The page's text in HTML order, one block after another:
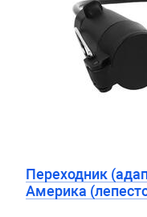
Переходник
Америка